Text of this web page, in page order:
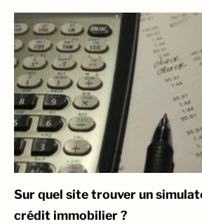
Sur quel site trouver un
crédit immobilier ?